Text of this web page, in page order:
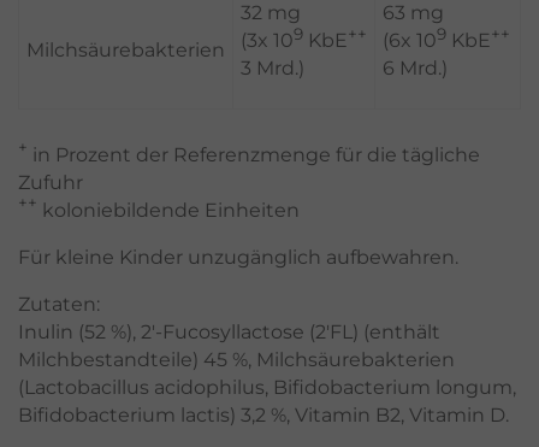
Milchsäurebakterien
32 mg
(3x 109 KbE++
3 Mrd.)
63 mg
(6x 109 KbE++
6 Mrd.)
+ in Prozent der Referenzmenge für die tägliche
Zufuhr
++ koloniebildende Einheiten
Für kleine Kinder unzugänglich aufbewahren.
Zutaten:
Inulin (52 %), 2'-Fucosyllactose (2'FL) (enthält
Milchbestandteile) 45 %, Milchsäurebakterien
(Lactobacillus acidophilus, Bifidobacterium longum,
Bifidobacterium lactis) 3,2 %, Vitamin B2, Vitamin D.